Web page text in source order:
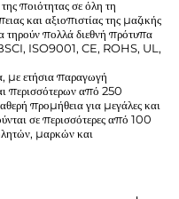
ποιότητας σε όλη τη
και αξιοπιστίας της μαζικής
τηρούν πολλά διεθνή πρότυπα
ISO9001, CE, ROHS, UL,
με ετήσια παραγωγή
περισσότερων από 250
προμήθεια για μεγάλες και
σε περισσότερες από 100
μαρκών και